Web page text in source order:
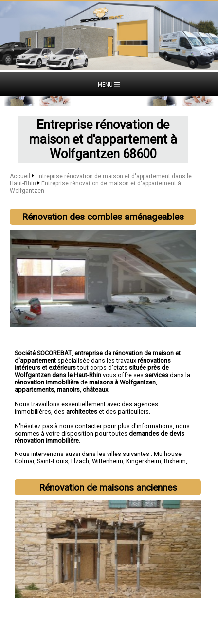
MENU
Entreprise rénovation de
maison et d'appartement à
Wolfgantzen 68600
Accueil
Entreprise rénovation de maison et d'appartement dans le
Haut-Rhin
Entreprise rénovation de maison et d'appartement à
Wolfgantzen
Rénovation des combles aménageables
Société SOCOREBAT, entreprise de rénovation de maison et
d'appartement spécialisée dans les travaux rénovations
intérieurs et extérieurstout corps d'etats située près de
Wolfgantzen dans le Haut-Rhin vous offre ses services dans la
rénovation immobilière de maisons à Wolfgantzen
appartements manoirs châteaux.
Nous travaillons essentiellement avec des agences
immobilières, des architectes et des particuliers.
N'hésitez pas à nous contacter pour plus d'informations, nous
sommes à votre disposition pour toutes demandes de devis
rénovation immobilière
Nous intervenons aussi dans les villes suivantes : Mulhouse,
Colmar, Saint-Louis, Illzach, Wittenheim, Kingersheim, Rixheim,
Rénovation de maisons anciennes